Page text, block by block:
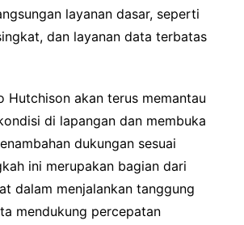
layanan dasar, seperti
dan layanan data terbatas
Hutchison akan terus memantau
di lapangan dan membuka
dukungan sesuai
ini merupakan bagian dari
dalam menjalankan tanggung
mendukung percepatan